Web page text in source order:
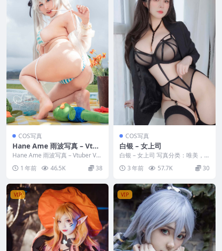
COS写真
Hane Ame 雨波写真 – Vtub
er Vaibae BIKINI 比基尼
Hane Ame 雨波写真 – Vtuber Vai
1 年前 46.5K 38
COS写真
白银 – 女上司
白银 – 女上司 写真分类：唯美，
参与模特：白银 [套图大小]：[66P
／465...
3 年前 57.7K 30
VIP VIP